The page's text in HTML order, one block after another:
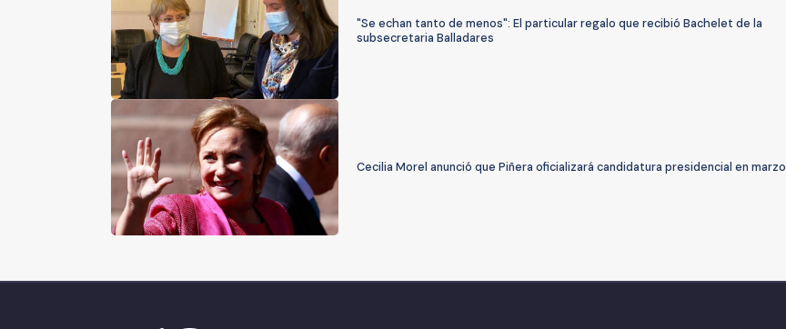
"Se echan tanto de menos": El particular regalo que recibió Bachelet de la
subsecretaria Balladares
Cecilia Morel anunció que Piñera oficializará candidatura presidencial en marzo